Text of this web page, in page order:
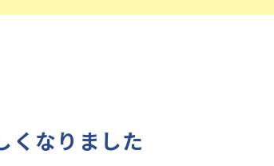
くなりました